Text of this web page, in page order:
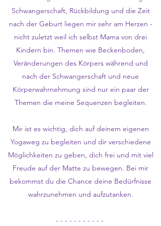
Schwangerschaft, Rückbildung und die Zeit
nach der Geburt liegen mir sehr am Herzen -
nicht zuletzt weil ich selbst Mama von drei
Kindern bin. Themen wie Beckenboden,
Veränderungen des Körpers während und
nach der Schwangerschaft und neue
Körperwahrnehmung sind nur ein paar der
Themen die meine Sequenzen begleiten.
Mir ist es wichtig, dich auf deinem eigenen
Yogaweg zu begleiten und dir verschiedene
Möglichkeiten zu geben, dich frei und mit viel
Freude auf der Matte zu bewegen. Bei mir
bekommst du die Chance deine Bedürfnisse
wahrzunehmen und aufzutanken.
- - - - - - - - - - -